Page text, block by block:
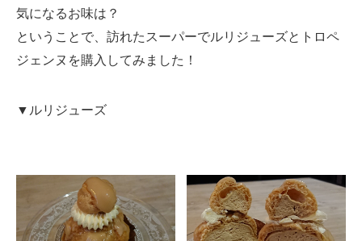
気になるお味は？
ということで、訪れたスーパーでルリジューズとトロペ
ジェンヌを購入してみました！
▼ルリジューズ